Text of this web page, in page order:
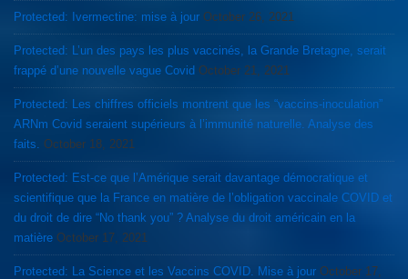
Protected: Ivermectine: mise à jour October 26, 2021
Protected: L’un des pays les plus vaccinés, la Grande Bretagne, serait
frappé d’une nouvelle vague Covid October 21, 2021
Protected: Les chiffres officiels montrent que les “vaccins-inoculation”
ARNm Covid seraient supérieurs à l’immunité naturelle. Analyse des
faits.
October 18, 2021
Protected: Est-ce que l’Amérique serait davantage démocratique et
scientifique que la France en matière de l’obligation vaccinale COVID et
du droit de dire “No thank you” ? Analyse du droit américain en la
matière October 17, 2021
Protected: La Science et les Vaccins COVID. Mise à jour October 17,